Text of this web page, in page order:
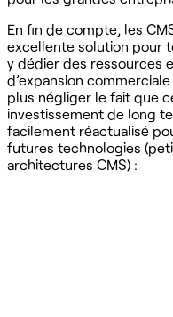
En fin de compte, les
excellente solution pour
y dédier des ressources
d’expansion
plus négliger le fait que
investissement de long
facilement réactualisé
futures technologies
architectures CMS) :